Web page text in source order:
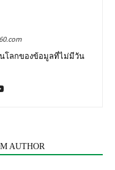
โลกของข้อมูลที่ไม่มีวัน
AUTHOR